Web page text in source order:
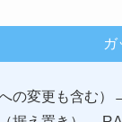
ガ
の変更も含む